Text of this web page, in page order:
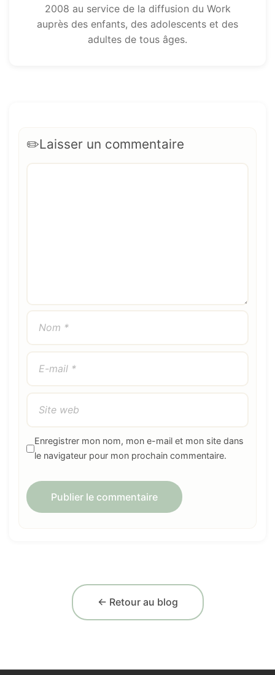
2008 au service de la diffusion du Work
auprès des enfants, des adolescents et des
adultes de tous âges.
Laisser un commentaire
Enregistrer mon nom, mon e-mail et mon site dans
le navigateur pour mon prochain commentaire.
← Retour au blog